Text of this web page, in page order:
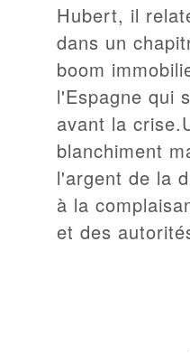
Hubert, il
dans un
boom
l'Espagne qui
avant la
blanchiment
l'argent de la
à la
et des